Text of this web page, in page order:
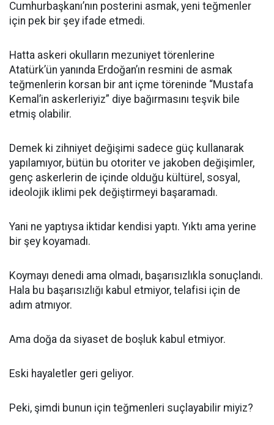
Cumhurbaşkanı’nın posterini asmak, yeni teğmenler
için pek bir şey ifade etmedi.
Hatta askeri okulların mezuniyet törenlerine
Atatürk’ün yanında Erdoğan’ın resmini de asmak
teğmenlerin korsan bir ant içme töreninde “Mustafa
Kemal’in askerleriyiz” diye bağırmasını teşvik bile
etmiş olabilir.
Demek ki zihniyet değişimi sadece güç kullanarak
yapılamıyor, bütün bu otoriter ve jakoben değişimler,
genç askerlerin de içinde olduğu kültürel, sosyal,
ideolojik iklimi pek değiştirmeyi başaramadı.
Yani ne yaptıysa iktidar kendisi yaptı. Yıktı ama yerine
bir şey koyamadı.
Koymayı denedi ama olmadı, başarısızlıkla sonuçlandı.
Hala bu başarısızlığı kabul etmiyor, telafisi için de
adım atmıyor.
Ama doğa da siyaset de boşluk kabul etmiyor.
Eski hayaletler geri geliyor.
Peki, şimdi bunun için teğmenleri suçlayabilir miyiz?